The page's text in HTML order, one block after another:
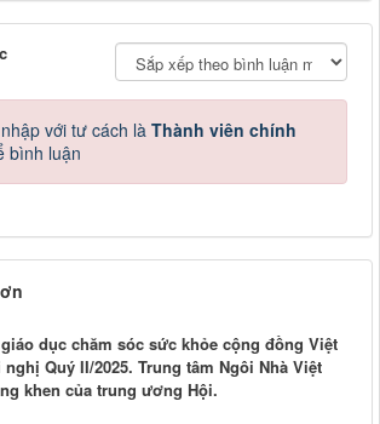
với tư cách làThành viên chính
bình luận
dục chăm sóc sức khỏe cộng đồng Việt
Quý II/2025. Trung tâm Ngôi Nhà Việt
khen của trung ương Hội.